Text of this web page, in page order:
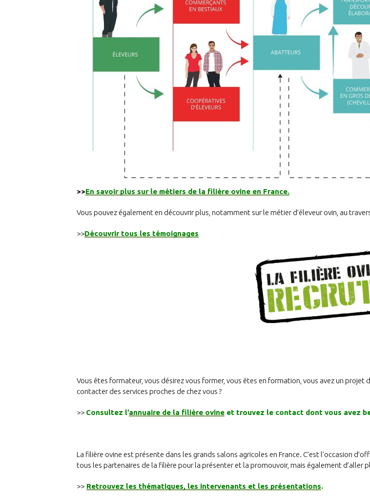
>>En savoir plus sur le métiers de la filière ovine en France.
Vous pouvez également en découvrir plus, notamment sur le métier d’éleveur ovin, au
>>Découvrir tous les témoignages
Vous êtes formateur, vous désirez vous former, vous êtes en formation, vous avez un projet
contacter des services proches de chez vous ?
>> Consultez l’annuaire de la filière ovine et trouvez le contact dont vous avez
La filière ovine est présente dans les grands salons agricoles en France. C’est l’occasion
tous les partenaires de la filière pour la présenter et la promouvoir, mais également d’aller
>> Retrouvez les thématiques, les intervenants et les présentations.